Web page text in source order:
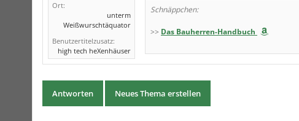
Ort:
unterm
Weißwurschtäquator
Benutzertitelzusatz:
high tech heXenhäuser
Schnäppchen:
>> Das Bauherren-Handbuch
Antworten Neues Thema erstellen